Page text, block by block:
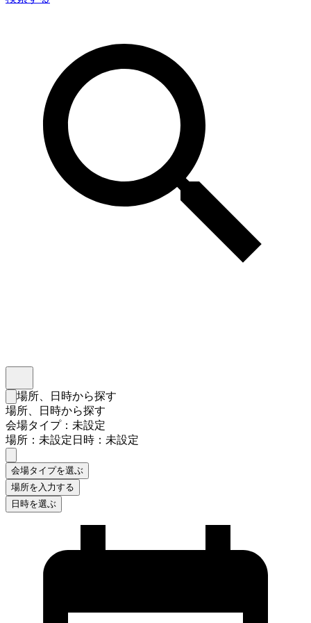
検索フォームを閉じる
場所、日時から探す
場所、日時から探す
会場タイプ：未設定
場所：未設定日時：未設定
会場タイプを選ぶ
場所を入力する
日時を選ぶ